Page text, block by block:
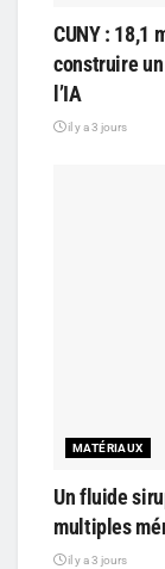
CUNY : 18,1
construire
l’IA
il y a 3 jours
MATÉRIAUX
Un fluide
multiples
il y a 3 jours